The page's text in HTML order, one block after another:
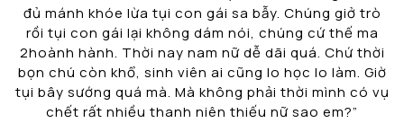
đủ mánh khóe lừa tụi con gái sa bẫy. Chúng giở trò
rồi tụi con gái lại không dám nói, chúng cứ thế ma
2hoành hành. Thời nay nam nữ dễ dãi quá. Chứ thời
bọn chú còn khổ, sinh viên ai cũng lo học lo làm. Giờ
tụi bây sướng quá mà. Mà không phải thời mình có vụ
chết rất nhiều thanh niên thiếu nữ sao em?”